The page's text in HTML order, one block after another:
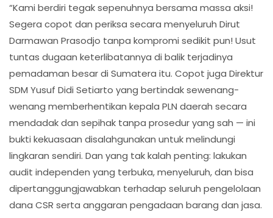
“Kami berdiri tegak sepenuhnya bersama massa aksi!
Segera copot dan periksa secara menyeluruh Dirut
Darmawan Prasodjo tanpa kompromi sedikit pun! Usut
tuntas dugaan keterlibatannya di balik terjadinya
pemadaman besar di Sumatera itu. Copot juga Direktur
SDM Yusuf Didi Setiarto yang bertindak sewenang-
wenang memberhentikan kepala PLN daerah secara
mendadak dan sepihak tanpa prosedur yang sah — ini
bukti kekuasaan disalahgunakan untuk melindungi
lingkaran sendiri. Dan yang tak kalah penting: lakukan
audit independen yang terbuka, menyeluruh, dan bisa
dipertanggungjawabkan terhadap seluruh pengelolaan
dana CSR serta anggaran pengadaan barang dan jasa.